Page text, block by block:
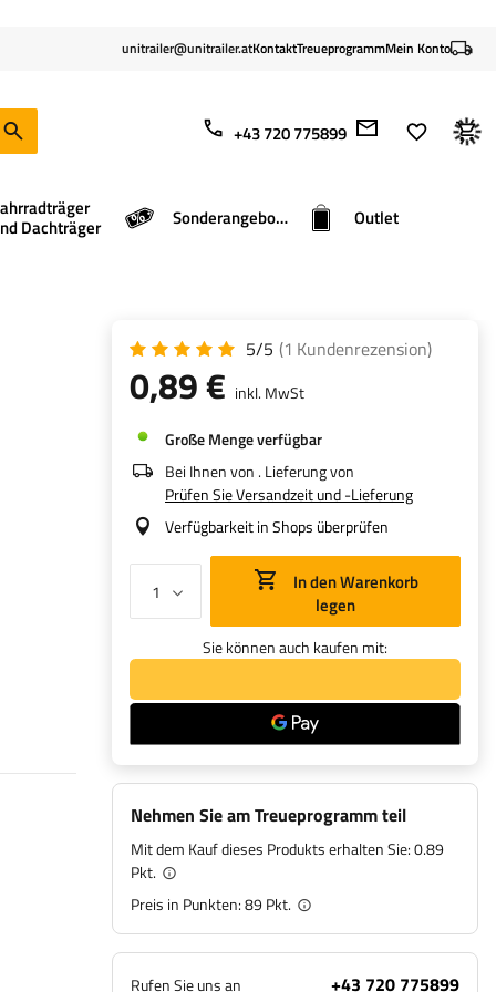
unitrailer@unitrailer.atKontaktTreueprogrammMein Konto
+43 720 775899
Dachträger Sonderangebote Outlet
5/5 (1 Kundenrezension)
0,89 € inkl. MwSt
Große Menge verfügbar
Bei Ihnen von . Lieferung von
Prüfen Sie Versandzeit und -Lieferung
Verfügbarkeit in Shops überprüfen
legen
Sie können auch kaufen mit:
Nehmen Sie am Treueprogramm teil
Mit dem Kauf dieses Produkts erhalten Sie:0.89
Pkt.
Preis in Punkten:89Pkt.
Rufen Sie uns an +43 720 775899